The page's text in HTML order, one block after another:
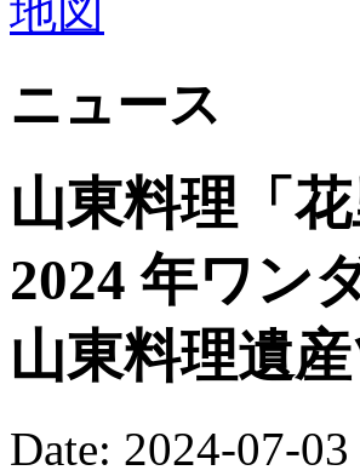
ニュース
山東料理「
2024 年ワン
山東料理遺
Date: 2024-07-03